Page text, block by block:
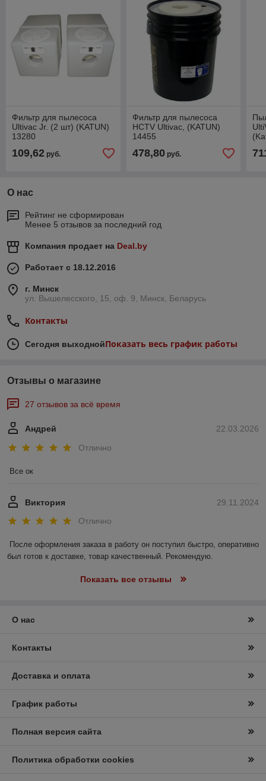
Фильтр для пылесоса
Ultivac Jr. (2 шт) (KATUN)
13280
109,62 руб.
Фильтр для пылесоса
HCTV Ultivac, (KATUN)
14455
478,80руб.
О нас
Рейтинг не сформирован
Менее 5 отзывов за последний год
Компания продает на Deal.by
Работает с 18.12.2016
г. Минск
ул. Вышелесского, 15, оф. 9, Минск, Беларусь
Контакты
Сегодня выходнойПоказать весь график работы
Отзывы о магазине
27 отзывов за всё время
22.03.2026
Андрей
Отлично
Все ок
29.11.2024
Виктория
Отлично
После оформления заказа в работу он поступил быстро, оперативно
был готов к доставке, товар качественный. Рекомендую.
Показать все отзывы
О нас
Контакты
Доставка и оплата
График работы
Полная версия сайта
Политика обработки cookies